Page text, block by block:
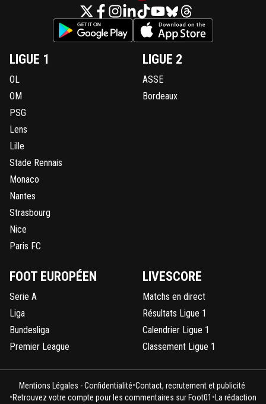
LIGUE 1
OL
OM
PSG
Lens
Lille
Stade Rennais
Monaco
Nantes
Strasbourg
Nice
Paris FC
LIGUE 2
ASSE
Bordeaux
FOOT EUROPÉEN
Serie A
Liga
Bundesliga
Premier League
LIVESCORE
Matchs en direct
Résultats Ligue 1
Calendrier Ligue 1
Classement Ligue 1
Mentions Légales - Confidentialité•Contact, recrutement et publicité
•Retrouvez votre compte pour les commentaires sur Foot01 •La rédaction